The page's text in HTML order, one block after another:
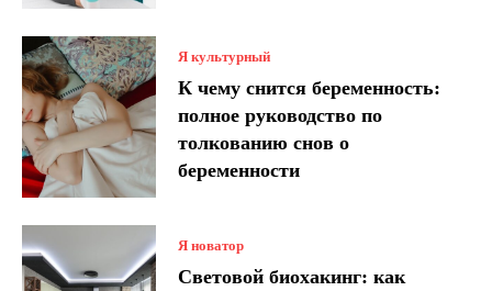
Я культурный
К чему снится беременность:
полное руководство по
толкованию снов о
беременности
Я новатор
Световой биохакинг: как